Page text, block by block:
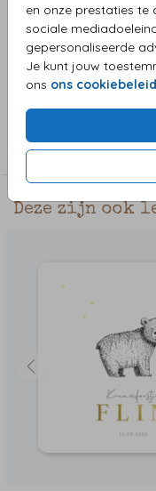
en onze prestaties te
sociale
gepersonaliseerde
Je kunt jouw
ons ons cookiebeleid
Geboortekaartje herfst
grote broer. Blaadjes
paddestoelen,
helemaal herfst.
Jongenskaart
Deze zijn ook